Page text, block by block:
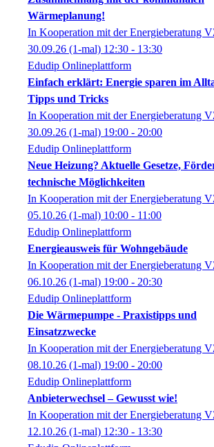
Wärmeplanung!
In Kooperation mit der Energieberatung
30.09.26 (1-mal) 12:30 - 13:30
Edudip Onlineplattform
Einfach erklärt: Energie sparen im
Tipps und Tricks
In Kooperation mit der Energieberatung
30.09.26 (1-mal) 19:00 - 20:00
Edudip Onlineplattform
Neue Heizung? Aktuelle Gesetze,
technische Möglichkeiten
In Kooperation mit der Energieberatung
05.10.26 (1-mal) 10:00 - 11:00
Edudip Onlineplattform
Energieausweis für Wohngebäude
In Kooperation mit der Energieberatung
06.10.26 (1-mal) 19:00 - 20:30
Edudip Onlineplattform
Die Wärmepumpe - Praxistipps und
Einsatzzwecke
In Kooperation mit der Energieberatung
08.10.26 (1-mal) 19:00 - 20:00
Edudip Onlineplattform
Anbieterwechsel – Gewusst wie!
In Kooperation mit der Energieberatung
12.10.26 (1-mal) 12:30 - 13:30